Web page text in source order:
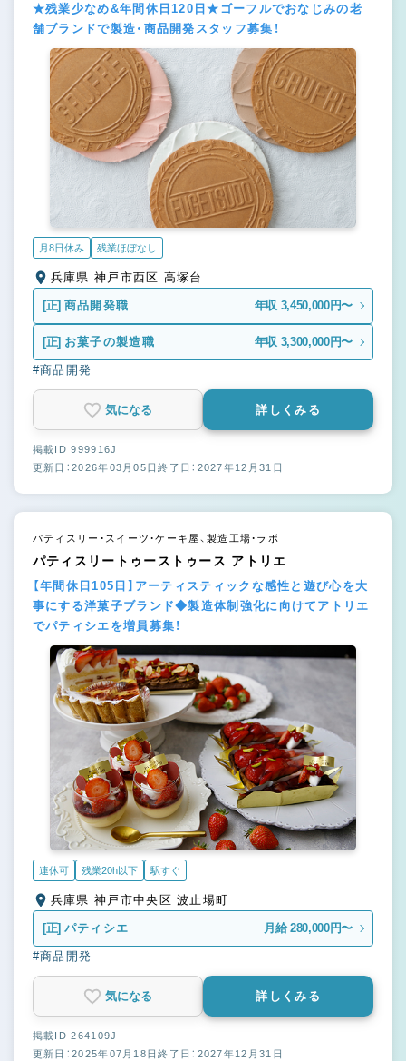
★残業少なめ&年間休日120日★ゴーフルでおなじみの老
舗ブランドで製造・商品開発スタッフ募集！
月8日休み 残業ほぼなし
兵庫県 神戸市西区 高塚台
[正] 商品開発職 年収 3,450,000円〜
[正] お菓子の製造職 年収 3,300,000円〜
#商品開発
気になる 詳しくみる
掲載ID 999916J
更新日：2026年03月05日終了日：2027年12月31日
パティスリー・スイーツ・ケーキ屋、製造工場・ラボ
パティスリートゥーストゥース アトリエ
【年間休日105日】アーティスティックな感性と遊び心を大
事にする洋菓子ブランド◆製造体制強化に向けてアトリエ
でパティシエを増員募集！
連休可 残業20h以下 駅すぐ
兵庫県 神戸市中央区 波止場町
[正] パティシエ 月給 280,000円〜
#商品開発
気になる 詳しくみる
掲載ID 264109J
更新日：2025年07月18日終了日：2027年12月31日